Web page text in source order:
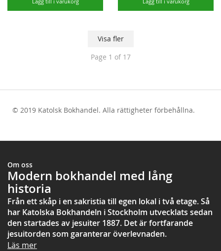
Visa fler
Page 1 of 17
© 2019 Katolsk Bokhandel. Alla rättigheter förbehållna.
Om oss
Modern bokhandel med lång
historia
Från ett skåp i en sakristia till egen lokal i två etage. Så
har Katolska Bokhandeln i Stockholm utvecklats sedan
den startades av jesuiter 1887. Det är fortfarande
jesuitorden som garanterar överlevnaden.
Läs mer